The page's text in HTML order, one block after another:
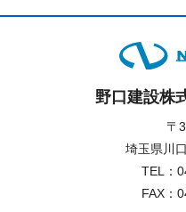
野口建設株
〒
埼玉県川
TEL：
FAX：